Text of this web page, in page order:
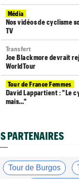
Média
Nos vidéos de cyclisme
TV
Transfert
Joe Blackmore devrait
WorldTour
Tour de France Femmes
David Lappartient : "Le
mais…"
allemand de 24 ans
Cyclism’Actu recrute
intéresse, c'est ici !
PARTENAIRES
Tour de Burgos